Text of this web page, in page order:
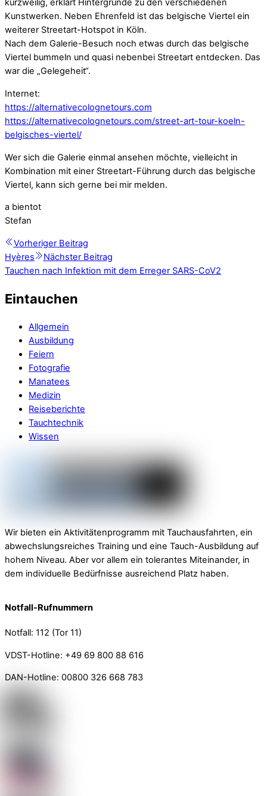
kurzweilig, erklärt Hintergründe zu den verschiedenen
Kunstwerken. Neben Ehrenfeld ist das belgische Viertel ein
weiterer Streetart-Hotspot in Köln.
Nach dem Galerie-Besuch noch etwas durch das belgische
Viertel bummeln und quasi nebenbei Streetart entdecken. Das
war die „Gelegeheit“.
Internet:
https://alternativecolognetours.com
https://alternativecolognetours.com/street-art-tour-koeln-
belgisches-viertel/
Wer sich die Galerie einmal ansehen möchte, vielleicht in
Kombination mit einer Streetart-Führung durch das belgische
Viertel, kann sich gerne bei mir melden.
a bientot
Stefan
Vorheriger Beitrag
Hyères
Nächster Beitrag
Tauchen nach Infektion mit dem Erreger SARS-CoV2
Eintauchen
Allgemein
Ausbildung
Feiern
Fotografie
Manatees
Medizin
Reiseberichte
Tauchtechnik
Wissen
Wir bieten ein Aktivitätenprogramm mit Tauchausfahrten, ein
abwechslungsreiches Training und eine Tauch-Ausbildung auf
hohem Niveau. Aber vor allem ein tolerantes Miteinander, in
dem individuelle Bedürfnisse ausreichend Platz haben.
Notfall-Rufnummern
Notfall: 112 (Tor 11)
VDST-Hotline: +49 69 800 88 616
DAN-Hotline: 00800 326 668 783